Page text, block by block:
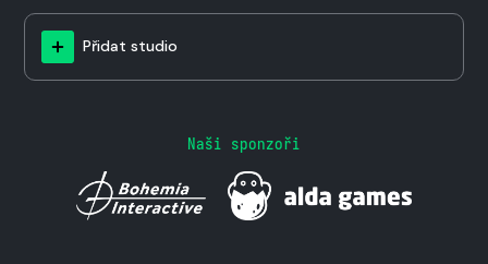
Přidat studio
Naši sponzoři